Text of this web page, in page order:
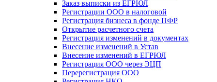
Заказ выписки из ЕГРЮЛ
Регистрации ООО в налоговой
Регистрация бизнеса в фонде ПФР
Открытие расчетного счета
Регистрация изменений в документах
Внесение изменений в Устав
Внесение изменений в ЕГРЮЛ
Регистрация ООО через ЭЦП
Перерегистрация ООО